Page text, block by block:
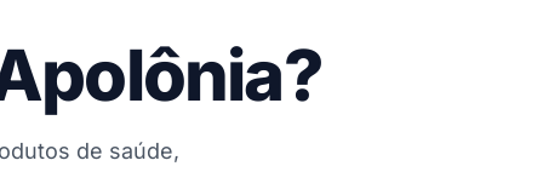
de saúde,